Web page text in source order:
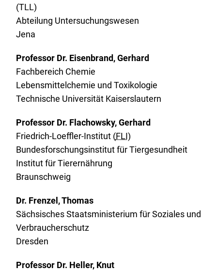
(TLL)
Abteilung Untersuchungswesen
Jena
Professor Dr. Eisenbrand, Gerhard
Fachbereich Chemie
Lebensmittelchemie und Toxikologie
Technische Universität Kaiserslautern
Professor Dr. Flachowsky, Gerhard
Friedrich-Loeffler-Institut (FLI)
Bundesforschungsinstitut für Tiergesundheit
Institut für Tierernährung
Braunschweig
Dr. Frenzel, Thomas
Sächsisches Staatsministerium für Soziales und
Verbraucherschutz
Dresden
Professor Dr. Heller, Knut